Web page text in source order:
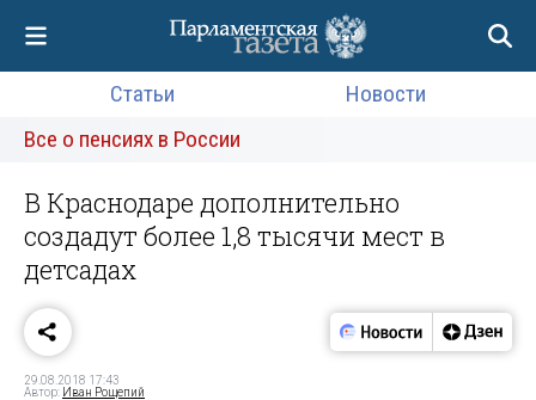
Статьи
Новости
Все о пенсиях в России
В Краснодаре дополнительно
создадут более 1,8 тысячи мест в
детсадах
29.08.2018 17:43
Автор: Иван Рощепий